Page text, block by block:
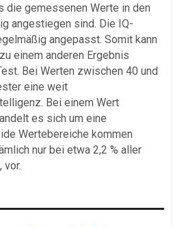
die gemessenen Werte in den
angestiegen sind. Die IQ-
angepasst. Somit kann
einem anderen Ergebnis
Bei Werten zwischen 40 und
eine weit
Bei einem Wert
es sich um eine
Wertebereiche kommen
nur bei etwa 2,2 % aller
vor.